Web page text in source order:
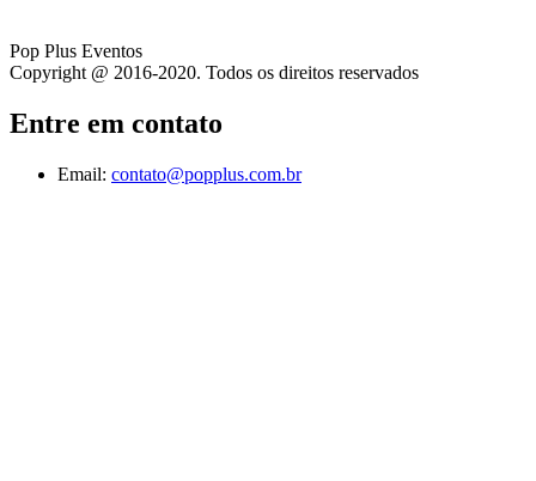
Pop Plus Eventos
Copyright @ 2016-2020. Todos os direitos reservados
Entre em contato
Email: contato@popplus.com.br